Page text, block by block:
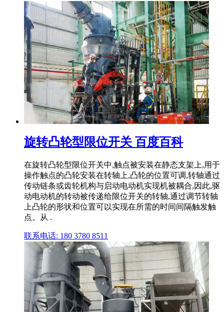
旋转凸轮型限位开关 百度百科
在旋转凸轮型限位开关中,触点被安装在静态支架上,用于
操作触点的凸轮安装在转轴上,凸轮的位置可调,转轴通过
传动链条或齿轮机构与启动电动机实现机被耦合,因此,驱
动电动机的转动被传递给限位开关的转轴,通过调节转轴
上凸轮的形状和位置可以实现在所需的时间间隔触发触
点。从 .
联系电话: 180 3780 8511